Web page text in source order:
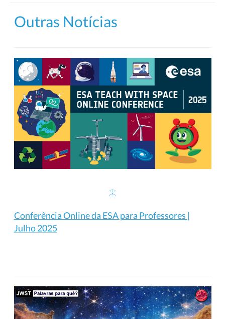
Outras Notícias
Conferência Online da ESA para Professores |
Julho 2025